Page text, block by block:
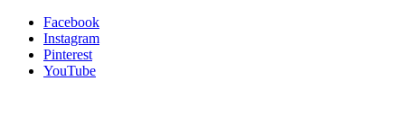
Facebook
Instagram
Pinterest
YouTube